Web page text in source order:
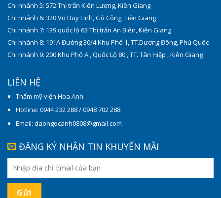
Chi nhánh 5: 572 Thị trấn Kiên Lương, Kiên Giang
Chi nhánh 6: 320 Võ Duy Linh, Gò Công, Tiền Giang
Chi nhánh 7: 139 quốc lộ 63 Thị trấn An Biên, Kiên Giang
Chi nhánh 8: 191A Đường 30/4 Khu Phố 1, TT.Dương Đông, Phú Quốc
Chi nhánh 9: 200 Khu Phố A , Quốc Lộ 80 , TT. Tân Hiệp , Kiên Giang
LIÊN HỆ
Thẩm mỹ viện Hoa Anh
Hotline: 0944 232 288 / 0948 702 288
Email: daongocanh0808@gmail.com
ĐĂNG KÝ NHẬN TIN KHUYẾN MÃI